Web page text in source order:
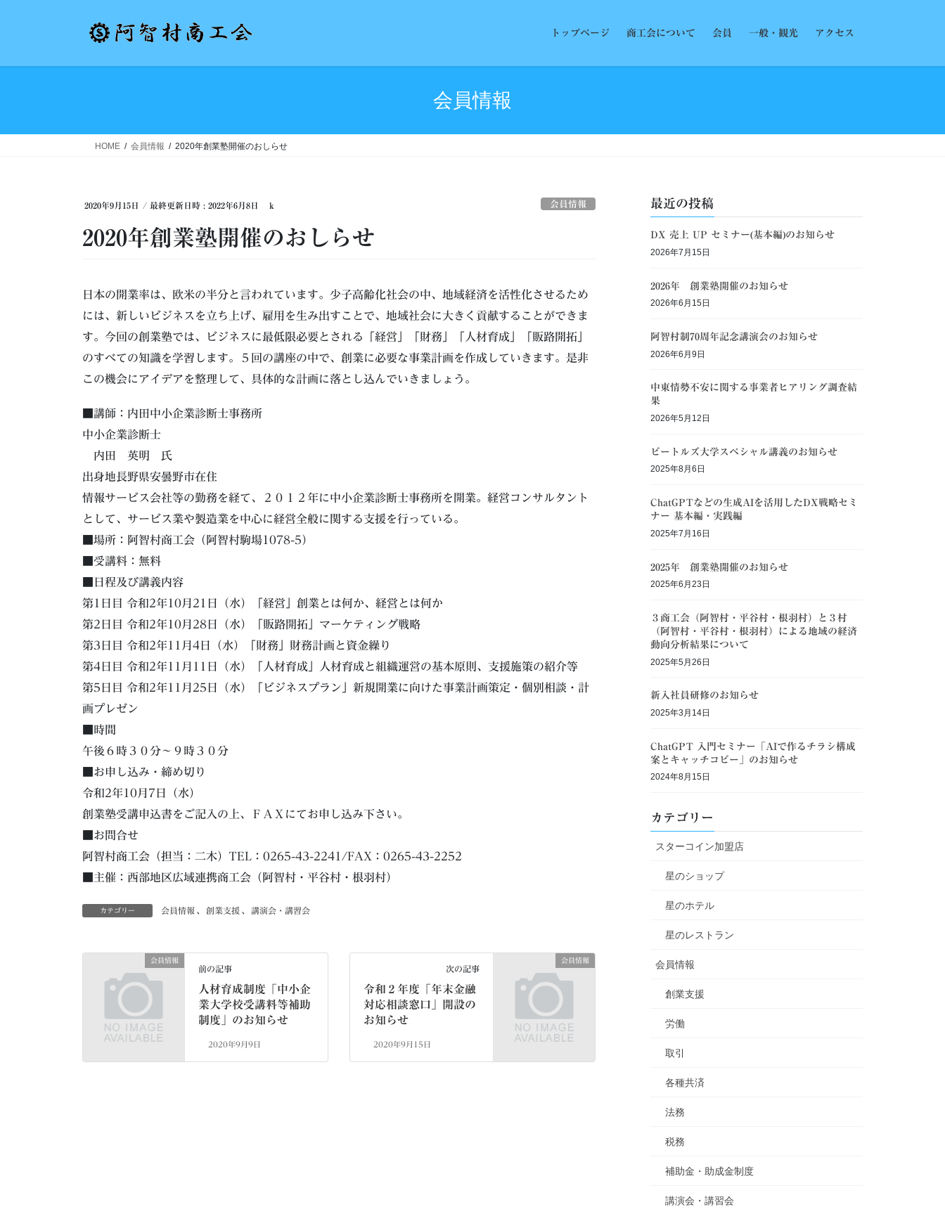
トップページ 商工会について 会員 一般・観光 アクセス
会員情報
HOME 会員情報 2020年創業塾開催のおしらせ
2020年9月15日 / 最終更新日時 : 2022年6月8日 k 会員情報
2020年創業塾開催のおしらせ
日本の開業率は、欧米の半分と言われています。少子高齢化社会の中、地域経済を活性化させるため
には、新しいビジネスを立ち上げ、雇用を生み出すことで、地域社会に大きく貢献することができま
す。今回の創業塾では、ビジネスに最低限必要とされる「経営」「財務」「人材育成」「販路開拓」
のすべての知識を学習します。５回の講座の中で、創業に必要な事業計画を作成していきます。是非
この機会にアイデアを整理して、具体的な計画に落とし込んでいきましょう。
■講師：内田中小企業診断士事務所
中小企業診断士
内田 英明 氏
出身地長野県安曇野市在住
情報サービス会社等の勤務を経て、２０１２年に中小企業診断士事務所を開業。経営コンサルタント
として、サービス業や製造業を中心に経営全般に関する支援を行っている。
■場所：阿智村商工会（阿智村駒場1078-5）
■受講料：無料
■日程及び講義内容
第1日目 令和2年10月21日（水）「経営」創業とは何か、経営とは何か
第2日目 令和2年10月28日（水）「販路開拓」マーケティング戦略
第3日目 令和2年11月4日（水）「財務」財務計画と資金繰り
第4日目 令和2年11月11日（水）「人材育成」人材育成と組織運営の基本原則、支援施策の紹介等
第5日目 令和2年11月25日（水）「ビジネスプラン」新規開業に向けた事業計画策定・個別相談・計
画プレゼン
■時間
午後６時３０分～９時３０分
■お申し込み・締め切り
令和2年10月7日（水）
創業塾受講申込書をご記入の上、ＦＡＸにてお申し込み下さい。
■お問合せ
阿智村商工会（担当：二木）TEL：0265-43-2241/FAX：0265-43-2252
■主催：西部地区広域連携商工会（阿智村・平谷村・根羽村）
カテゴリー 会員情報 、 創業支援 、 講演会・講習会
会員情報
前の記事
人材育成制度「中小企
業大学校受講料等補助
制度」のお知らせ
2020年9月9日
会員情報
次の記事
令和２年度「年末金融
対応相談窓口」開設の
お知らせ
2020年9月15日
最近の投稿
DX 売上 UP セミナー(基本編)のお知らせ
2026年7月15日
2026年 創業塾開催のお知らせ
2026年6月15日
阿智村制70周年記念講演会のお知らせ
2026年6月9日
中東情勢不安に関する事業者ヒアリング調査結
果
2026年5月12日
ビートルズ大学スペシャル講義のお知らせ
2025年8月6日
ChatGPTなどの生成AIを活用したDX戦略セミ
ナー 基本編・実践編
2025年7月16日
2025年 創業塾開催のお知らせ
2025年6月23日
３商工会（阿智村・平谷村・根羽村）と３村
（阿智村・平谷村・根羽村）による地域の経済
動向分析結果について
2025年5月26日
新入社員研修のお知らせ
2025年3月14日
ChatGPT 入門セミナー「AIで作るチラシ構成
案とキャッチコピー」のお知らせ
2024年8月15日
カテゴリー
スターコイン加盟店
星のショップ
星のホテル
星のレストラン
会員情報
創業支援
労働
取引
各種共済
法務
税務
補助金・助成金制度
講演会・講習会